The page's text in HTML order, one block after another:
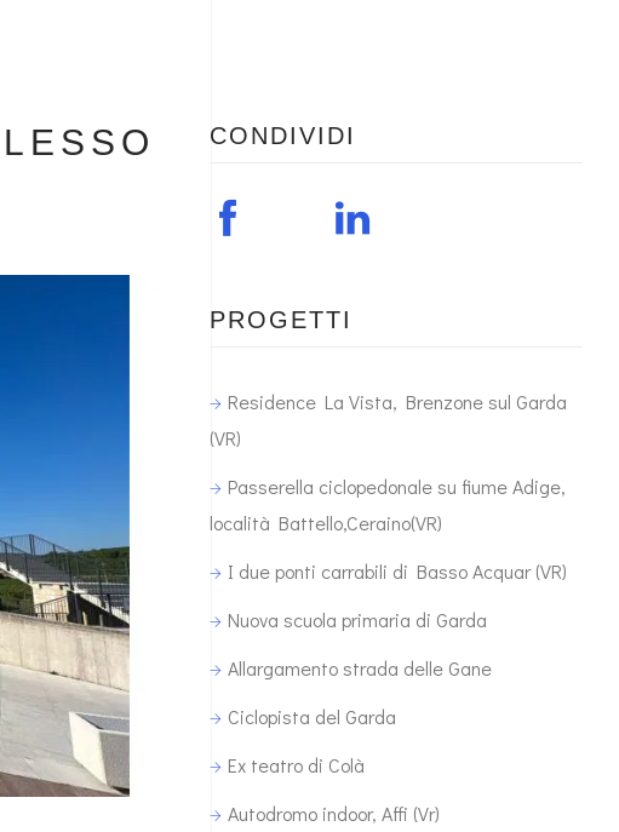
CONDIVIDI
PROGETTI
Residence La Vista, Brenzone sul Garda
(VR)
Passerella ciclopedonale su fiume Adige,
località Battello,Ceraino(VR)
I due ponti carrabili di Basso Acquar (VR)
Nuova scuola primaria di Garda
Allargamento strada delle Gane
Ciclopista del Garda
Ex teatro di Colà
Autodromo indoor, Affi (Vr)